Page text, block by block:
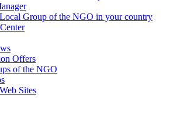
Group of the NGO in your country
Offers
of the NGO
Sites